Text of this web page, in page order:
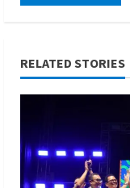
RELATED STORIES